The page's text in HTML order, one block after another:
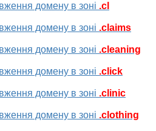
домену в зоні .cl
домену в зоні .claims
домену в зоні .cleaning
домену в зоні .click
домену в зоні .clinic
домену в зоні .clothing